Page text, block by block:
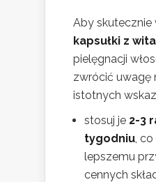
Aby
kapsułki z
pielęgnacji
zwrócić uwagę
istotnych
stosuj je 2-3
tygodniu ,
lepszemu
cennych